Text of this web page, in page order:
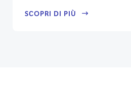
SCOPRI DI PIÙ